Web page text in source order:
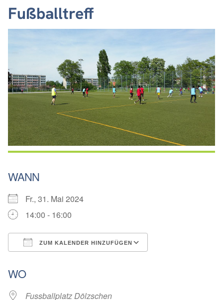
Fußballtreff
WANN
Fr., 31. Mai 2024
14:00 - 16:00
ZUM KALENDER HINZUFÜGEN
WO
Fussballplatz Dölzschen